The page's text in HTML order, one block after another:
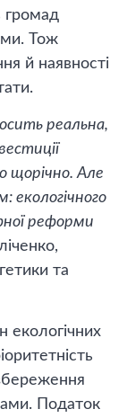
громад
Тож
й наявності
реальна,
щорічно. Але
екологічного
реформи
та
екологічних
Податок